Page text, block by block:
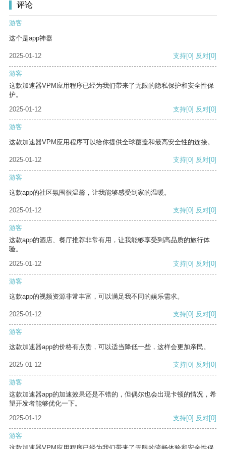
评论
游客
这个是app神器
2025-01-12 支持[0] 反对[0]
游客
这款加速器VPM应用程序已经为我们带来了无限的隐私保护和安全性保
护。
2025-01-12
支持[0] 反对[0]
游客
这款加速器VPM应用程序可以给你提供全球覆盖和最高安全性的连接。
2025-01-12 支持[0] 反对[0]
游客
这款app的社区氛围很温馨，让我能够感受到家的温暖。
2025-01-12 支持[0] 反对[0]
游客
这款app的酒店、餐厅推荐非常有用，让我能够享受到高品质的旅行体
验。
2025-01-12
支持[0] 反对[0]
游客
这款app的视频资源非常丰富，可以满足我不同的娱乐需求。
2025-01-12 支持[0] 反对[0]
游客
这款加速器app的价格有点贵，可以适当降低一些，这样会更加亲民。
2025-01-12 支持[0] 反对[0]
游客
这款加速器app的加速效果还是不错的，但偶尔也会出现卡顿的情况，希
望开发者能够优化一下。
2025-01-12
支持[0] 反对[0]
游客